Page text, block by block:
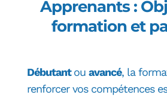
Apprenants :
formation et
Débutantou avancé, la
renforcer vos compétences